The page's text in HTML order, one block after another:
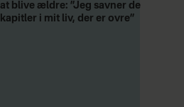
at blive ældre: ”Jeg savner de
kapitler i mit liv, der er ovre”